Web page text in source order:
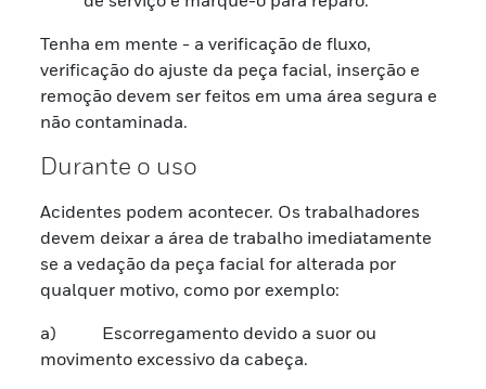
Tenha em mente - a verificação de fluxo,
verificação do ajuste da peça facial, inserção e
remoção devem ser feitos em uma área segura e
não contaminada.
Durante o uso
Acidentes podem acontecer. Os trabalhadores
devem deixar a área de trabalho imediatamente
se a vedação da peça facial for alterada por
qualquer motivo, como por exemplo:
a) Escorregamento devido a suor ou
movimento excessivo da cabeça.